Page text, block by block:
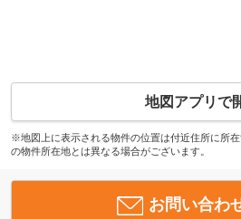
地図アプリで
※地図上に表示される物件の位置は付近住所に所
の物件所在地とは異なる場合がございます。
お問い合わ